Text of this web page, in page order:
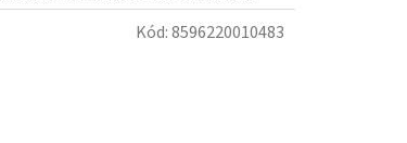
Kód:8596220010483